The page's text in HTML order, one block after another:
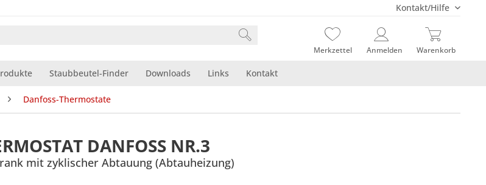
Kontakt/Hilfe
Merkzettel Anmelden Warenkorb
Staubbeutel-Finder Downloads Links Kontakt
Danfoss-Thermostate
DANFOSS NR.3
mit zyklischer Abtauung (Abtauheizung)